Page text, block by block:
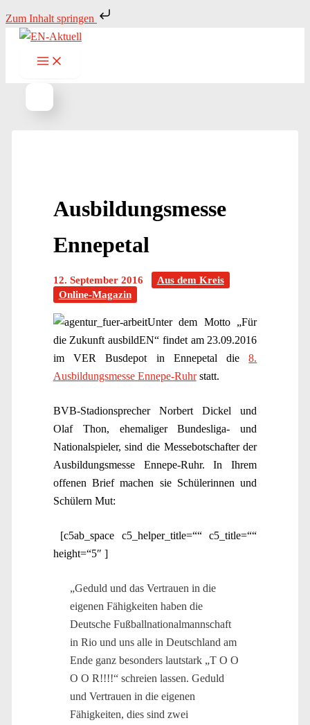
Zum Inhalt springen
Inhalt
springen
Ausbildungsmesse
Ennepetal
12. September 2016
Aus dem Kreis
Online-Magazin
Unter dem Motto „Für
die Zukunft ausbildEN“ findet am 23.09.2016
im VER Busdepot in Ennepetal die8.
Ausbildungsmesse Ennepe-Ruhrstatt.
BVB-Stadionsprecher Norbert Dickel und
Olaf Thon, ehemaliger Bundesliga- und
Nationalspieler, sind die Messebotschafter der
Ausbildungsmesse Ennepe-Ruhr. In Ihrem
offenen Brief machen sie Schülerinnen und
Schülern Mut:
[c5ab_space c5_helper_title=““ c5_title=““
height=“5″ ]
„Geduld und das Vertrauen in die
eigenen Fähigkeiten haben die
Deutsche Fußballnationalmannschaft
in Rio und uns alle in Deutschland am
Ende ganz besonders lautstark „T O O
O O R!!!!“ schreien lassen. Geduld
und Vertrauen in die eigenen
Fähigkeiten, dies sind zwei